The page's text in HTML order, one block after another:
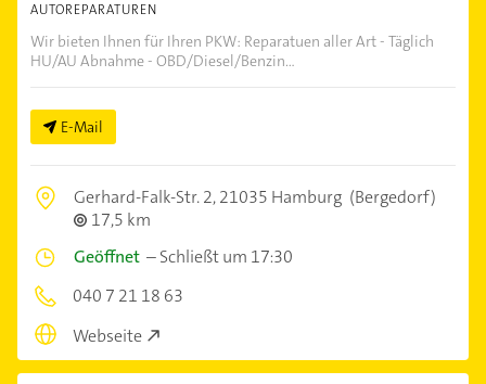
AUTOREPARATUREN
Wir bieten Ihnen für Ihren PKW: Reparatuen aller Art - Täglich
HU/AU Abnahme - OBD/Diesel/Benzin...
E-Mail
Gerhard-Falk-Str. 2,21035 Hamburg (Bergedorf)
17,5 km
Geöffnet –Schließt um 17:30
040 7 21 18 63
Webseite